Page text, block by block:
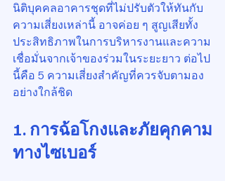
นิติบุคคลอาคารชุดที่ไม่ปรับตัวให้ทันกับ
ความเสี่ยงเหล่านี้ อาจค่อย ๆ สูญเสียทั้ง
ประสิทธิภาพในการบริหารงานและความ
เชื่อมั่นจากเจ้าของร่วมในระยะยาว ต่อไป
นี้คือ 5 ความเสี่ยงสำคัญที่ควรจับตามอง
อย่างใกล้ชิด
1. การฉ้อโกงและภัยคุกคาม
ทางไซเบอร์